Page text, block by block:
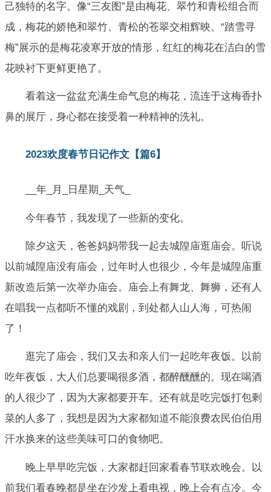
己独特的名字。像“三友图”是由梅花、翠竹和青松组合而
成，梅花的娇艳和翠竹、青松的苍翠交相辉映。“踏雪寻
梅”展示的是梅花凌寒开放的情形，红红的梅花在洁白的雪
花映衬下更鲜更艳了。
看着这一盆盆充满生命气息的梅花，流连于这梅香扑
鼻的展厅，身心都在接受着一种精神的洗礼。
2023欢度春节日记作文【篇6】
__年_月_日星期_天气_
今年春节，我发现了一些新的变化。
除夕这天，爸爸妈妈带我一起去城隍庙逛庙会。听说
以前城隍庙没有庙会，过年时人也很少，今年是城隍庙重
新改造后第一次举办庙会。庙会上有舞龙、舞狮，还有人
在唱我一点都听不懂的戏剧，到处都人山人海，可热闹
了！
逛完了庙会，我们又去和亲人们一起吃年夜饭。以前
吃年夜饭，大人们总要喝很多酒，都醉醺醺的。现在喝酒
的人很少了，因为大家都要开车。还有就是吃完饭打包剩
菜的人多了，我想是因为大家都知道不能浪费农民伯伯用
汗水换来的这些美味可口的食物吧。
晚上早早吃完饭，大家都赶回家看春节联欢晚会。以
前我们看春晚都是坐在沙发上看电视，晚上会有点冷。今